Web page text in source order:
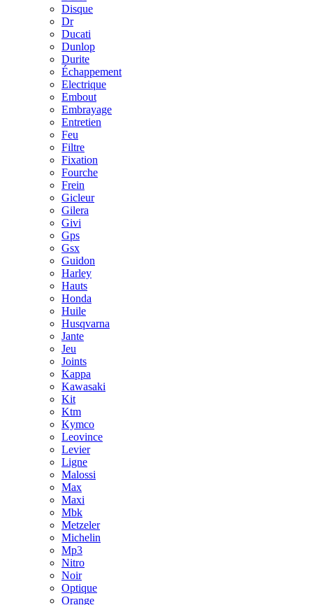
Disque
Dr
Ducati
Dunlop
Durite
Échappement
Electrique
Embout
Embrayage
Entretien
Feu
Filtre
Fixation
Fourche
Frein
Gicleur
Gilera
Givi
Gps
Gsx
Guidon
Harley
Hauts
Honda
Huile
Husqvarna
Jante
Jeu
Joints
Kappa
Kawasaki
Kit
Ktm
Kymco
Leovince
Levier
Ligne
Malossi
Max
Maxi
Mbk
Metzeler
Michelin
Mp3
Nitro
Noir
Optique
Orange